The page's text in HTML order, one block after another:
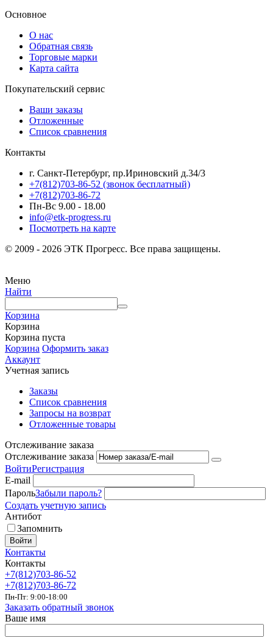
Основное
О нас
Обратная связь
Торговые марки
Карта сайта
Покупательский сервис
Ваши заказы
Отложенные
Список сравнения
Контакты
г. Санкт-Петербург, пр.Ириновский д.34/3
+7(812)703-86-52 (звонок бесплатный)
+7(812)703-86-72
Пн-Вс 9.00 - 18.00
info@etk-progress.ru
Посмотреть на карте
© 2009 - 2026 ЭТК Прогресс. Все права защищены.
Меню
Найти
Корзина
Корзина
Корзина пуста
Корзина Оформить заказ
Аккаунт
Учетная запись
Заказы
Список сравнения
Запросы на возврат
Отложенные товары
Отслеживание заказа
Отслеживание заказа
ВойтиРегистрация
E-mail
ПарольЗабыли пароль?
Создать учетную запись
Антибот
Запомнить
Войти
Контакты
Контакты
+7(812)703-86-52
+7(812)703-86-72
Пн-Пт: 9:00-18:00
Заказать обратный звонок
Ваше имя